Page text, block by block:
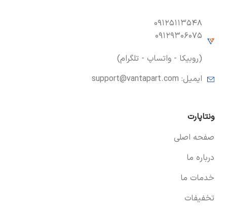
۰۹۱۲۵۱۱۳۵۴۸
۰۹۱۲۹۳۰۶۰۷۵
(روبیکا - واتساپ - تلگرام)
ایمیل: support@vantapart.com
ونتاپارت
صفحه اصلی
درباره ما
خدمات ما
تخفیفات